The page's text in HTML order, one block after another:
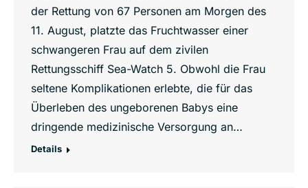
der Rettung von 67 Personen am Morgen des
11. August, platzte das Fruchtwasser einer
schwangeren Frau auf dem zivilen
Rettungsschiff Sea-Watch 5. Obwohl die Frau
seltene Komplikationen erlebte, die für das
Überleben des ungeborenen Babys eine
dringende medizinische Versorgung an…
Details